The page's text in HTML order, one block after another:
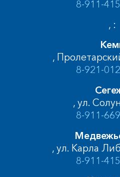
8-911-
, :
,
8-921-
, ул.
8-911-
, ул. Карла
8-911-